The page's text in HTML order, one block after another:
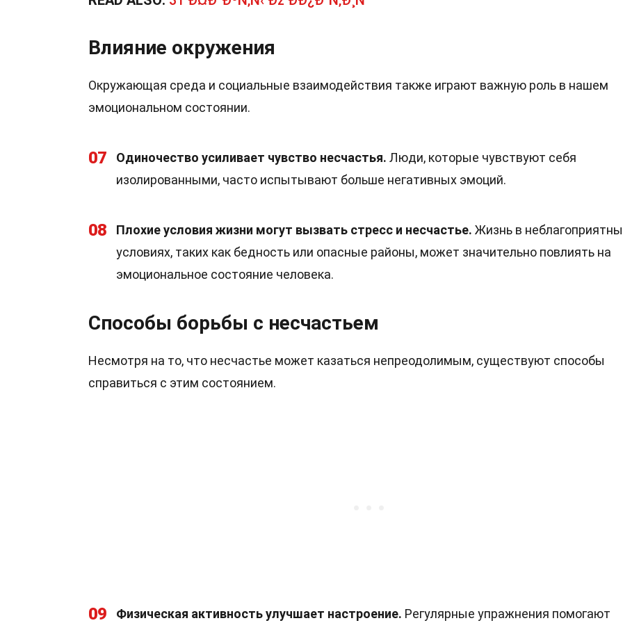
Влияние окружения
Окружающая среда и социальные взаимодействия также играют важную роль в нашем
эмоциональном состоянии.
07 Одиночество усиливает чувство несчастья. Люди, которые чувствуют себя
изолированными, часто испытывают больше негативных эмоций.
08 Плохие условия жизни могут вызвать стресс и несчастье. Жизнь в
условиях, таких как бедность или опасные районы, может значительно повлиять на
эмоциональное состояние человека.
Способы борьбы с несчастьем
Несмотря на то, что несчастье может казаться непреодолимым, существуют способы
справиться с этим состоянием.
09 Физическая активность улучшает настроение. Регулярные упражнения помогают